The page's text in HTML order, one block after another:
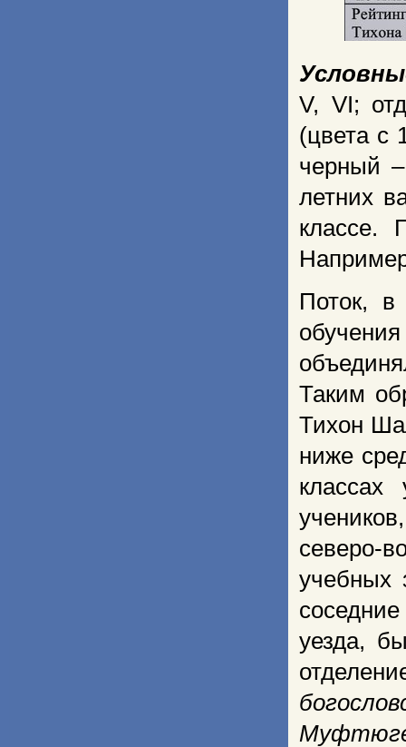
V, VI;
(цвета с
черный
летних
классе.
Поток,
Таким
Тихон
ниже
северо-
учебных
уезда,